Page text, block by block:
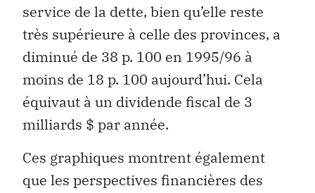
service de la dette, bien qu’elle reste
très supérieure à celle des provinces, a
diminué de 38 p. 100 en 1995/96 à
moins de 18 p. 100 aujourd’hui. Cela
équivaut à un dividende fiscal de 3
milliards $ par année.
Ces graphiques montrent également
que les perspectives financières des